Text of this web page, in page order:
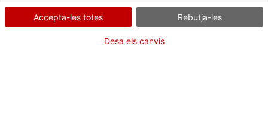
accedir a tota la informació i condicions de
tramitació.
Accepta-les totes Rebutja-les
Desa els canvis